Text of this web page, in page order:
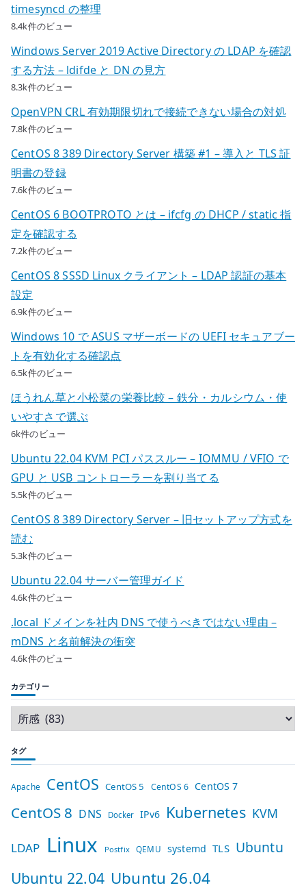
timesyncd の整理
8.4k件のビュー
Windows Server 2019 Active Directory の LDAP を確認
する方法 – ldifde と DN の見方
8.3k件のビュー
OpenVPN CRL 有効期限切れで接続できない場合の対処
7.8k件のビュー
CentOS 8 389 Directory Server 構築 #1 – 導入と TLS 証
明書の登録
7.6k件のビュー
CentOS 6 BOOTPROTO とは – ifcfg の DHCP / static 指
定を確認する
7.2k件のビュー
CentOS 8 SSSD Linux クライアント – LDAP 認証の基本
設定
6.9k件のビュー
Windows 10 で ASUS マザーボードの UEFI セキュアブー
トを有効化する確認点
6.5k件のビュー
ほうれん草と小松菜の栄養比較 – 鉄分・カルシウム・使
いやすさで選ぶ
6k件のビュー
Ubuntu 22.04 KVM PCI パススルー – IOMMU / VFIO で
GPU と USB コントローラーを割り当てる
5.5k件のビュー
CentOS 8 389 Directory Server – 旧セットアップ方式を
読む
5.3k件のビュー
Ubuntu 22.04 サーバー管理ガイド
4.6k件のビュー
.local ドメインを社内 DNS で使うべきではない理由 –
mDNS と名前解決の衝突
4.6k件のビュー
カテゴリー
タグ
Apache CentOS CentOS 5 CentOS 6 CentOS 7
CentOS 8 DNS Docker IPv6 Kubernetes KVM
LDAP Linux Postfix QEMU systemd TLS Ubuntu
Ubuntu 22.04 Ubuntu 26.04